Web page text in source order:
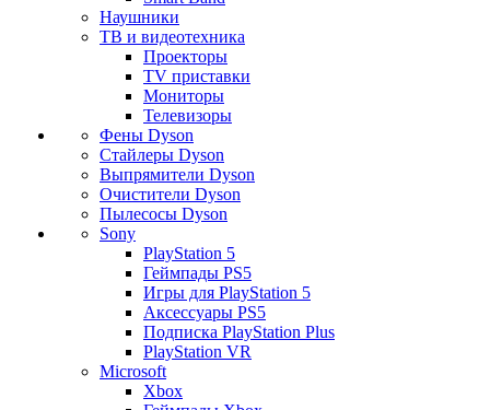
Наушники
ТВ и видеотехника
Проекторы
TV приставки
Мониторы
Телевизоры
Фены Dyson
Стайлеры Dyson
Выпрямители Dyson
Очистители Dyson
Пылесосы Dyson
Sony
PlayStation 5
Геймпады PS5
Игры для PlayStation 5
Аксессуары PS5
Подписка PlayStation Plus
PlayStation VR
Microsoft
Xbox